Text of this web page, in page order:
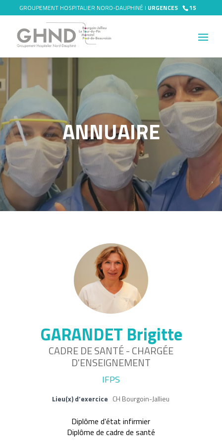
GROUPEMENT HOSPITALIER NORD-DAUPHINÉ I URGENCES 15
ANNUAIRE
CADRE DE SANTÉ - CHARGÉE
D'ENSEIGNEMENT
IFPS
GARANDET Brigitte
Lieu(x) d’exercice CH Bourgoin-Jallieu
Diplôme d'état infirmier
Diplôme de cadre de santé